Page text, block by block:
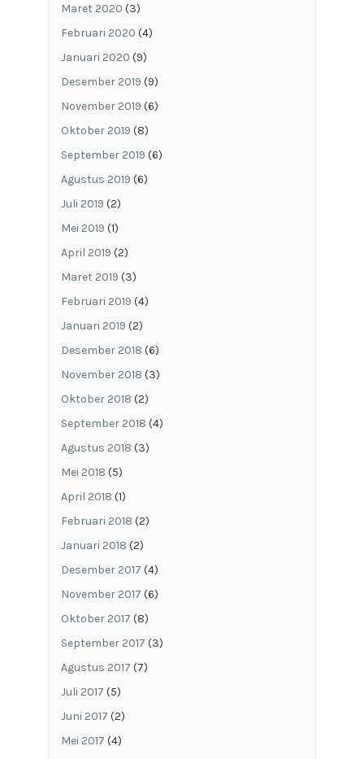
Maret 2020 (3)
Februari 2020 (4)
Januari 2020 (9)
Desember 2019 (9)
November 2019 (6)
Oktober 2019 (8)
September 2019 (6)
Agustus 2019 (6)
Juli 2019 (2)
Mei 2019 (1)
April 2019 (2)
Maret 2019 (3)
Februari 2019 (4)
Januari 2019 (2)
Desember 2018 (6)
November 2018 (3)
Oktober 2018 (2)
September 2018 (4)
Agustus 2018 (3)
Mei 2018 (5)
April 2018 (1)
Februari 2018 (2)
Januari 2018 (2)
Desember 2017 (4)
November 2017 (6)
Oktober 2017 (8)
September 2017 (3)
Agustus 2017 (7)
Juli 2017 (5)
Juni 2017 (2)
Mei 2017 (4)